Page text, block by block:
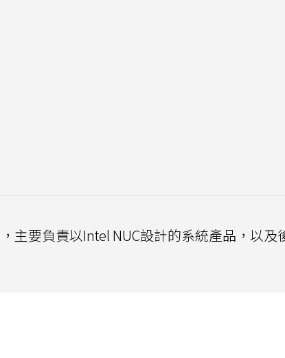
主要負責以Intel NUC設計的系統產品，以及